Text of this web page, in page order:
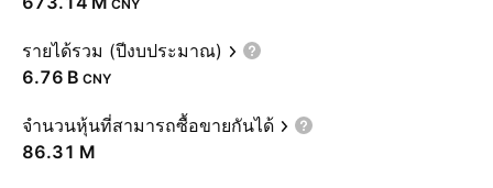
CNY
รายได้รวม (ปีงบประมาณ)
‪6.76 B‬ CNY
จำนวนหุ้นที่สามารถซื้อขายกันได้
‪86.31 M‬